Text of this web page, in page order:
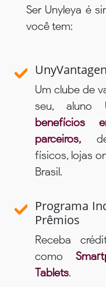
Ser Unyleya é
você tem:
Um clube de
seu, aluno
benefícios
parceiros,
físicos, lojas
Brasil.
Programa
Prêmios
Receba
como
Tablets.